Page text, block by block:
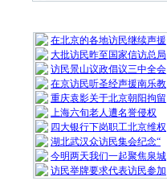
在北京的各地访民继续声援
大批访民昨至国家信访总局
访民景山议政倡议三中全会
在京访民听圣经声援南乐教
重庆袁影关于北京朝阳拘留
上海六旬老人遭名誉侵权
四大银行下岗职工北京维权
湖北武汉众访民集会纪念“
今明两天我们一起聚焦泉城
访民举牌要求代表访民参加